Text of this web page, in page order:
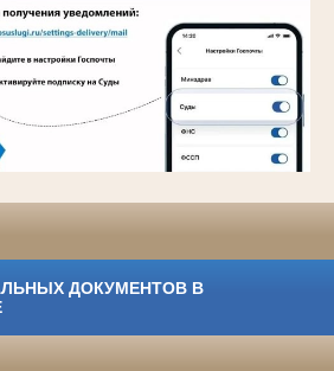
ДОКУМЕНТОВ В